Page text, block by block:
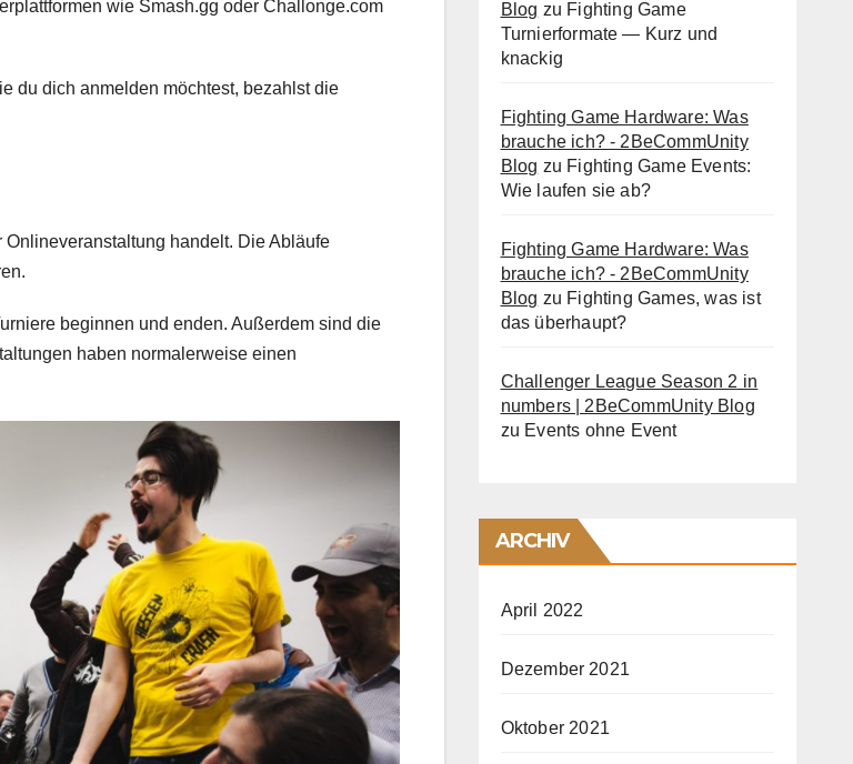
wie Smash.gg oder Challonge.com
du dich anmelden möchtest, bezahlst die
handelt. Die Abläufe
beginnen und enden. Außerdem sind die
haben normalerweise einen
Blog zu Fighting Game
Turnierformate — Kurz und
knackig
Fighting Game Hardware: Was
brauche ich? - 2BeCommUnity
Blog zu Fighting Game Events:
Wie laufen sie ab?
Fighting Game Hardware: Was
brauche ich? - 2BeCommUnity
Blog zu Fighting Games, was ist
das überhaupt?
Challenger League Season 2 in
numbers | 2BeCommUnity Blog
zu Events ohne Event
ARCHIV
April 2022
Dezember 2021
Oktober 2021